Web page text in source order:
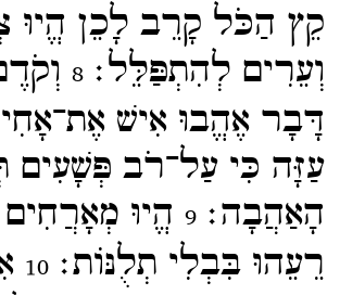
קֵץ הַכֹּל קָרֵב לָכֵן הֱיוּ
וְעֵרִים לְהִתְפַּלֵּל׃8
דָּבָר אֶהֱבוּ אִישׁ
עַזָּה כִּי עַל־​רֹב פְּשָׁעִים
הָאַהֲבָה׃9 הֱיוּ
רֵעֵהוּ בִּבְלִי תְלֻנּוֹת׃10